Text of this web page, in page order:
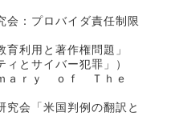
会：プロバイダ責任制限
育利用と著作権問題」
ィとサイバー犯罪」）
ａｒｙ ｏｆ Ｔｈｅ
究会「米国判例の翻訳と